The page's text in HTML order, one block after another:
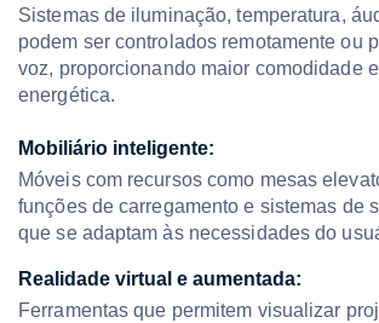
Sistemas de iluminação, temperatura,
podem ser controlados remotamente ou
voz, proporcionando maior comodidade
energética.
Mobiliário inteligente:
Móveis com recursos como mesas
funções de carregamento e sistemas de
que se adaptam às necessidades do
Realidade virtual e aumentada:
Ferramentas que permitem visualizar